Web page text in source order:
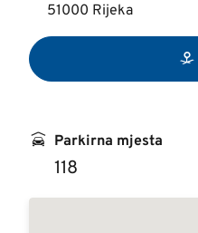
51000 Rijeka
Parkirna mjesta
118